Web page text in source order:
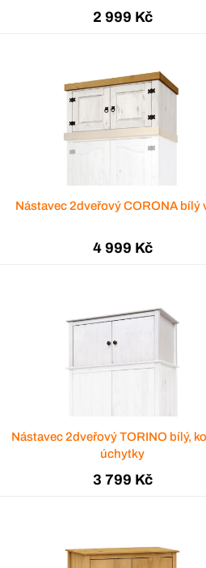
2 999 Kč
Nástavec 2dveřový CORONA bílý
4 999 Kč
Nástavec 2dveřový TORINO bílý,
úchytky
3 799 Kč